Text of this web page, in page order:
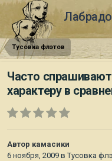
Тусовка флэтов
Часто
характеру в
Автор камасики
6 ноября, 2009 вТусовка